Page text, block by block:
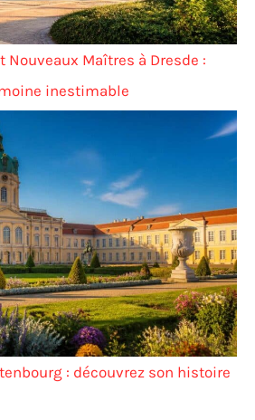
Nouveaux Maîtres à Dresde :
inestimable
: découvrez son histoire